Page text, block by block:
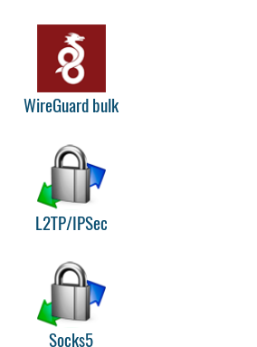
WireGuard bulk
L2TP/IPSec
Socks5